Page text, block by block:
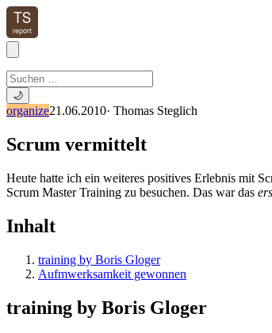
🌙
organize21.06.2010· Thomas Steglich
Scrum vermittelt
Heute hatte ich ein weiteres positives Erlebnis mit
Scrum Master Training zu besuchen. Das war das
Inhalt
training by Boris Gloger
Aufmwerksamkeit gewonnen
training by Boris Gloger